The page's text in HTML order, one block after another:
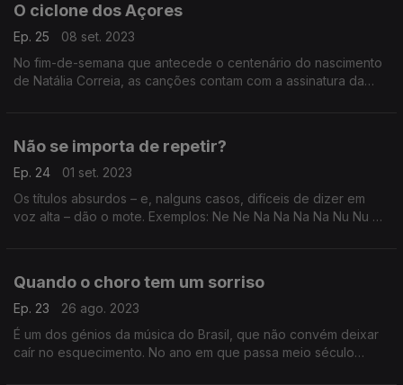
O ciclone dos Açores
Ep. 25
08 set. 2023
No fim-de-semana que antecede o centenário do nascimento
de Natália Correia, as canções contam com a assinatura da
Não se importa de repetir?
Ep. 24
01 set. 2023
Os títulos absurdos – e, nalguns casos, difíceis de dizer em
voz alta – dão o mote. Exemplos: Ne Ne Na Na Na Na Nu Nu ou
Quando o choro tem um sorriso
Ep. 23
26 ago. 2023
É um dos génios da música do Brasil, que não convém deixar
caír no esquecimento. No ano em que passa meio século